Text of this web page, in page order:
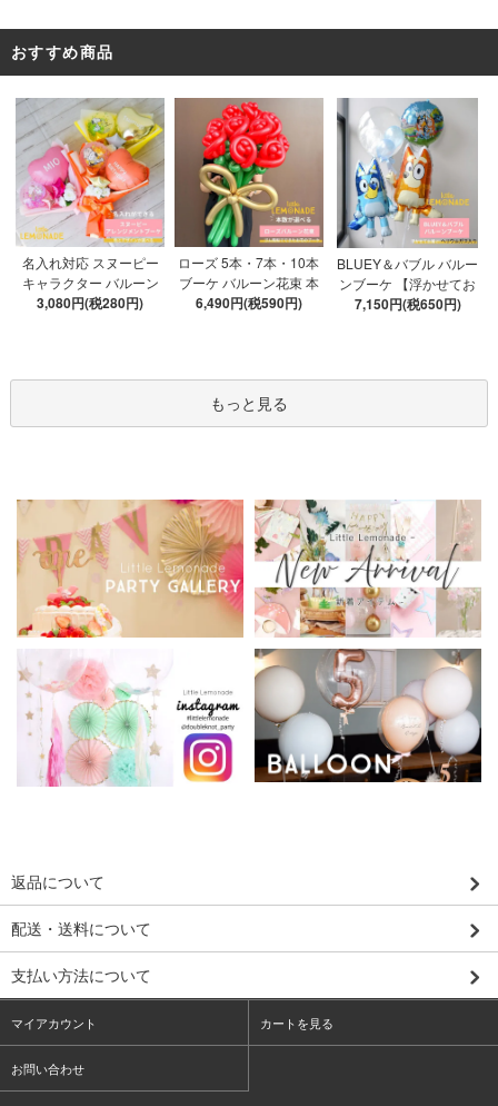
おすすめ商品
名入れ対応 スヌーピー
キャラクター バルーン
ブーケ 選べる7種 【膨ら
3,080円(税280円)
ローズ 5本・7本・10本
ブーケ バルーン花束 本
数が選べる 【膨らませ
6,490円(税590円)
BLUEY＆バブル バルー
ンブーケ 【浮かせてお
届け】 ヘリウムガス入
7,150円(税650円)
もっと見る
返品について
配送・送料について
支払い方法について
マイアカウント カートを見る
お問い合わせ